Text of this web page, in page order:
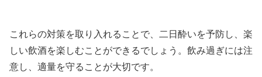
これらの対策を取り入れることで、二日酔いを予防し、楽
しい飲酒を楽しむことができるでしょう。飲み過ぎには注
意し、適量を守ることが大切です。